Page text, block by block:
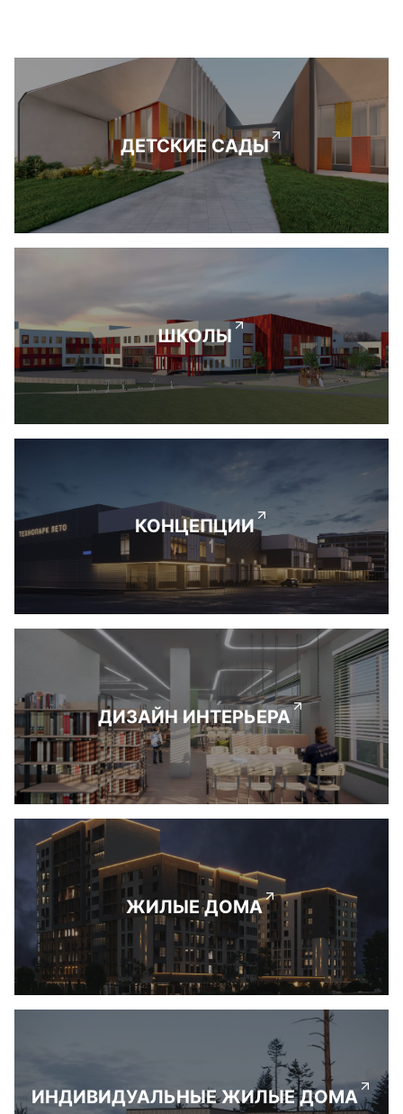
ДЕТСКИЕ САДЫ
ШКОЛЫ
КОНЦЕПЦИИ
ДИЗАЙН ИНТЕРЬЕРА
ЖИЛЫЕ ДОМА
ИНДИВИДУАЛЬНЫЕ ЖИЛЫЕ ДОМА